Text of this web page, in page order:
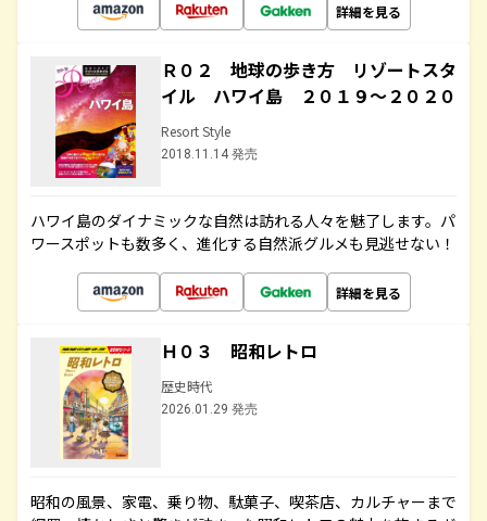
詳細を見る
Ｒ０２ 地球の歩き方 リゾートスタ
イル ハワイ島 ２０１９～２０２０
Resort Style
2018.11.14 発売
ハワイ島のダイナミックな自然は訪れる人々を魅了します。パ
ワースポットも数多く、進化する自然派グルメも見逃せない！
詳細を見る
Ｈ０３ 昭和レトロ
歴史時代
2026.01.29 発売
昭和の風景、家電、乗り物、駄菓子、喫茶店、カルチャーまで